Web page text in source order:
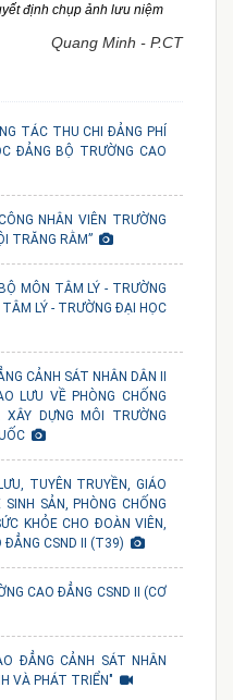
định chụp ảnh lưu niệm
Quang Minh - P.CT
TÁC THU CHI ĐẢNG PHÍ
ĐẢNG BỘ TRƯỜNG CAO
NHÂN VIÊN TRƯỜNG
TRĂNG RẰM”
MÔN TÂM LÝ - TRƯỜNG
LÝ - TRƯỜNG ĐẠI HỌC
CẢNH SÁT NHÂN DÂN II
LƯU VỀ PHÒNG CHỐNG
DỰNG MÔI TRƯỜNG
TUYÊN TRUYỀN, GIÁO
SẢN, PHÒNG CHỐNG
KHỎE CHO ĐOÀN VIÊN,
ĐẲNG CSND II (T39)
CAO ĐẲNG CSND II (CƠ
ĐẲNG CẢNH SÁT NHÂN
VÀ PHÁT TRIỂN"